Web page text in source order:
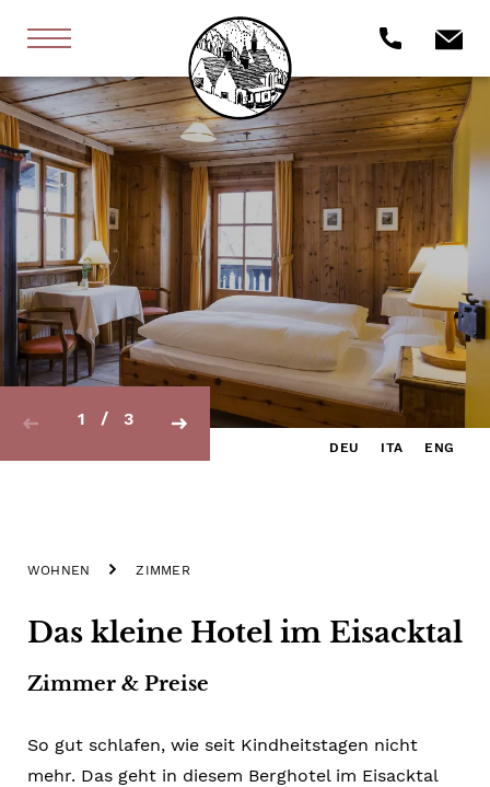
1 / 3
DEU ITA ENG
WOHNEN ZIMMER
Das kleine Hotel im Eisacktal
Zimmer & Preise
So gut schlafen, wie seit Kindheitstagen nicht
mehr. Das geht in diesem Berghotel im Eisacktal